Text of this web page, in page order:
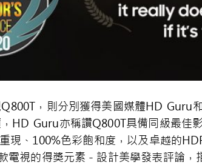
Q800T ，則分別獲得美國媒體HD Guru
HD Guru亦稱讚Q800T具備同級最佳
現、 100%色彩飽和度，以及卓越的
電視的得獎元素－設計美學發表評論